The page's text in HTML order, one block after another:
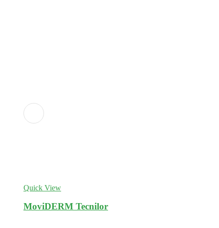
Quick View
MoviDERM Tecnilor